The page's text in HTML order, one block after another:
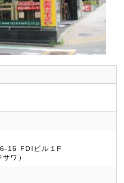
16 FDIビル１F
ワ）